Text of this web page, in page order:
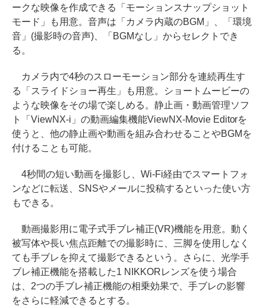
ークな映像を作成できる「モーションスナップショット
モード」も用意。音声は「カメラ内蔵のBGM」、「環境
音」(撮影時の音声)、「BGMなし」からセレクトでき
る。
カメラ内で4秒のスローモーション部分を連続再生す
る「スライドショー再生」も用意。ショートムービーの
ような映像をその場で楽しめる。静止画・動画管理ソフ
ト「ViewNX-i」の動画編集機能ViewNX-Movie Editorを
使うと、他の静止画や動画を組み合わせることやBGMを
付けることも可能。
4秒間の短い動画を撮影し、Wi-Fi経由でスマートフォ
ンなどに転送、SNSやメールに投稿するといった使い方
もできる。
動画撮影用に電子式手ブレ補正(VR)機能を用意。動く
被写体や長い焦点距離での撮影時に、三脚を使用しなく
ても手ブレを抑えて撮影できるという。さらに、光学手
ブレ補正機能を搭載した1 NIKKORレンズを使う場合
は、2つの手ブレ補正機能の相乗効果で、手ブレの影響
をさらに軽減できるとする。